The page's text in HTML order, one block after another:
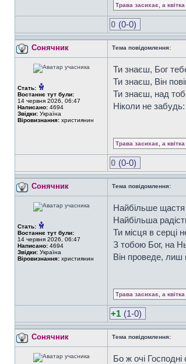
Трава засихає, а
0 (0-0)
Сонячник Тема повідомлення:
Стать:
Востаннє тут були:
14 червня 2026, 06:47
Написано: 4694
Звідки: Україна
Віровизнання: християнин
Ти знаєш, Бог
Ти знаєш, Він
Ти знаєш, над
Ніколи не
Трава засихає, а
0 (0-0)
Сонячник Тема повідомлення:
Стать:
Востаннє тут були:
14 червня 2026, 06:47
Написано: 4694
Звідки: Україна
Віровизнання: християнин
Найбільше
Найбільша
Ти місця в серці
З тобою Бог, на
Він проведе, лиш
Трава засихає, а
+1 (1-0)
Сонячник Тема повідомлення:
Бо ж очі